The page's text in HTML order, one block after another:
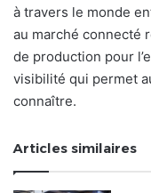
à travers le monde
au marché connecté
de production pour
visibilité qui permet
connaître.
Articles similaires